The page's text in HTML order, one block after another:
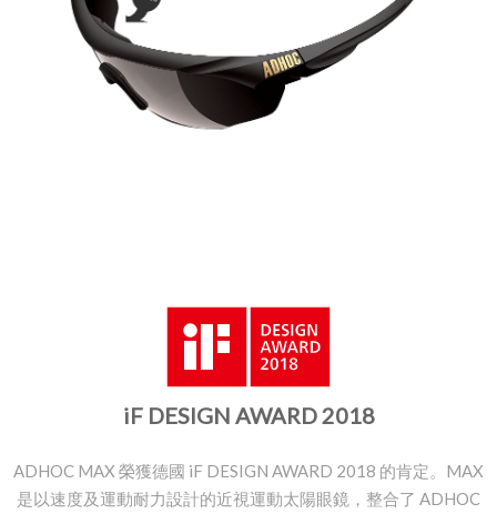
iF DESIGN AWARD 2018
ADHOC MAX 榮獲德國 iF DESIGN AWARD 2018 的肯定。MAX
是以速度及運動耐力設計的近視運動太陽眼鏡，整合了 ADHOC